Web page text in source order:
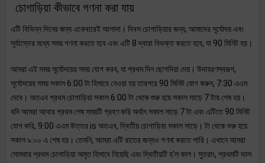
চোগাড়িয়া কীভাবে গণনা করা যায়
এটি বিভিন্ন দিনের জন্য একেবারেই আলাদা। দিবস চোগাড়িয়ার জন্য, আমাদের সূর্যোদয় এবং
সূর্যাস্তের মধ্যে সময় গণনা করতে হবে এবং এটি 8 দ্বারা বিভক্ত করতে হবে, যা 90 মিনিট হয়।
আমরা এই সময় সূর্যোদয়ের সময় যোগ করব, যা প্রথম দিন ছোগদিয়া দেয়। উদাহরণস্বরূপ,
সূর্যোদয়ের সময় সকাল 6:00 টা হিসাবে নেওয়া হয় তারপরে 90 মিনিট যোগ করুন, 7:30 এএম
দেবে। অতএব প্রথম চোগাড়িয়া সকাল 6:00 টা থেকে শুরু হয়ে সকাল সাড়ে 7 টায় শেষ হয়।
যদি আমরা আবার প্রথম শেষ সময়টি গ্রহণ করি অর্থাৎ সকাল সাড়ে 7 টা এবং এটিতে 90 মিনিট
যোগ করি, 9:00 এএম উত্তর is অতএব, দ্বিতীয় চোগাড়িয়া সকাল সাড়ে। টা থেকে শুরু হয়ে
সকাল ৯:০০ এ শেষ হয়। তেমনি, আমরা এটি রাতের জন্যও গণনা করতে পারি। এখানে আমরা
সোমবার প্রথম চোগাড়িয়া অমৃত হিসাবে নিয়েছি এবং দ্বিতীয়টি হ'ল কাল। সুতরাং, প্রথমটি ভাল